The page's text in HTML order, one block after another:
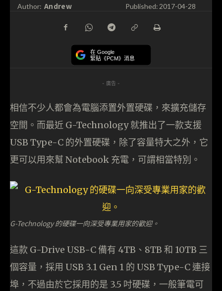
Author: Andrew Published:2017-04-28
在 Google
緊貼《PCM》消息
- 廣告 -
相信不少人都會為電腦添置外置硬碟，來擴充儲存
空間。而最近 G-Technology 就推出了一款支援
USB Type-C 的外置硬碟，除了容量特大之外，它
更可以用來幫 Notebook 充電，可謂相當特別。
G-Technology 的硬碟一向深受專業用家的歡迎。
這款 G-Drive USB-C 備有 4TB、8TB 和 10TB 三
個容量，採用 USB 3.1 Gen 1 的 USB Type-C 連接
埠，不過由於它採用的是 3.5 吋硬碟，一般筆電可